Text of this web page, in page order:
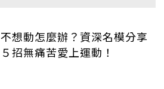
不想動怎麼辦？資深名模分享
５招無痛苦愛上運動！